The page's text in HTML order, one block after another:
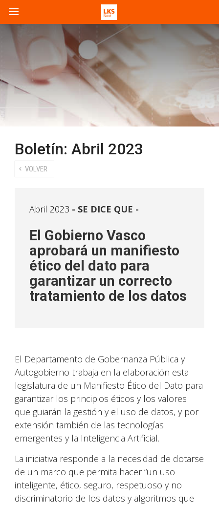
Boletín: Abril 2023
VOLVER
Abril 2023 SE DICE QUE -
El Gobierno Vasco
aprobará un manifiesto
ético del dato para
garantizar un correcto
tratamiento de los datos
El Departamento de Gobernanza Pública y
Autogobierno trabaja en la elaboración esta
legislatura de un Manifiesto Ético del Dato para
garantizar los principios éticos y los valores
que guiarán la gestión y el uso de datos, y por
extensión también de las tecnologías
emergentes y la Inteligencia Artificial.
La iniciativa responde a la necesidad de dotarse
de un marco que permita hacer “un uso
inteligente, ético, seguro, respetuoso y no
discriminatorio de los datos y algoritmos que